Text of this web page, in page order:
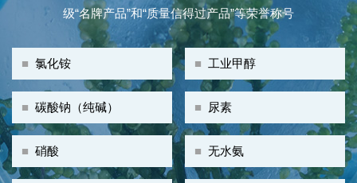
级“名牌产品”和“质量信得过产品”等荣誉称号
■ 工业甲醇
■ 氯化铵
■ 尿素
■ 碳酸钠（纯碱）
■无水氨
■ 硝酸